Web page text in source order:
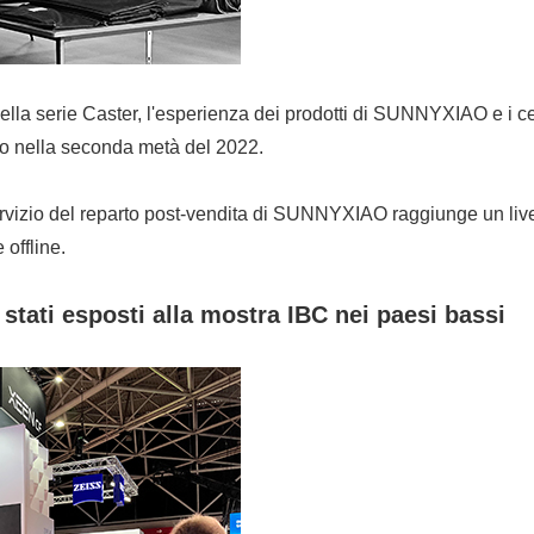
serie Caster, l'esperienza dei prodotti di SUNNYXIAO e i
nella seconda metà del 2022.
del reparto post-vendita di SUNNYXIAO raggiunge un
offline.
esposti alla mostra IBC nei paesi bassi